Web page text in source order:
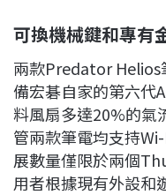
可換機械鍵和專有
兩款Predator Helios
備宏碁自家的第六代
料風扇多達20%的氣
管兩款筆電均支持
展數量僅限於兩個
用者根據現有外設和